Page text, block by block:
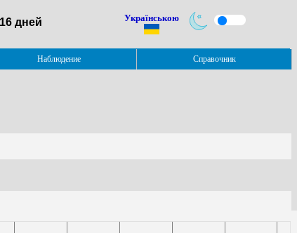
дней Українською
Наблюдение Справочник